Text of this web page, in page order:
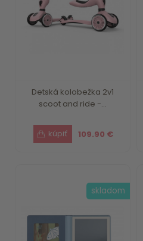
Detská kolobežka 2v1
scoot and ride -...
109.90 €
skladom